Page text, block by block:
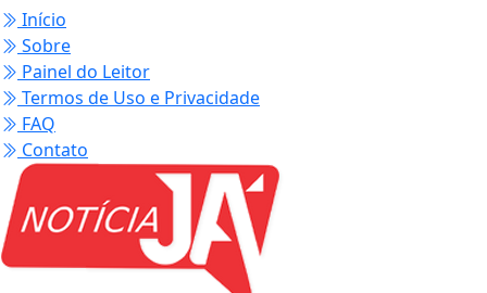
Início
Sobre
Painel do Leitor
Termos de Uso e Privacidade
FAQ
Contato